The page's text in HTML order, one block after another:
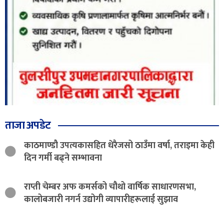
ताजा अपडेट
काठमाण्डौ उपत्यकासहित धेरैजसो ठाउँमा वर्षा, तराइमा केही
दिन गर्मी बढ्ने सम्भावना
राप्ती चेम्बर अफ कमर्सको चौथो वार्षिक साधारणसभा,
कालोबजारी नगर्न उद्योगी व्यापारीहरूलाई सुझाव